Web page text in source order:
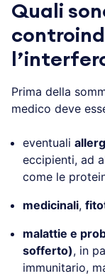
Quali
Prima della
medico deve
eventuali
eccipienti, ad
come le
medicinali,
malattie e
sofferto), in
immunitario,